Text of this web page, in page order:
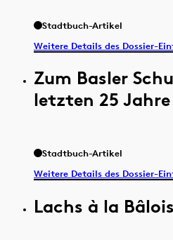
Stadtbuch-Artikel
Weitere Details des Dossier-
Zum Basler
letzten 25 Jahre
Stadtbuch-Artikel
Weitere Details des Dossier-
Lachs à la